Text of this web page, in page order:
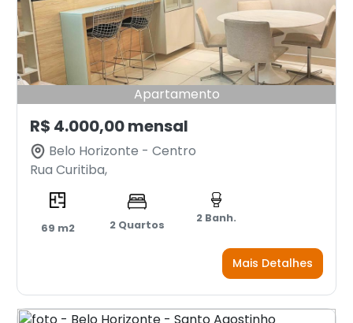
Apartamento
R$ 4.000,00 mensal
Belo Horizonte - Centro
Rua Curitiba,
69 m2 2 Quartos
2 Banh.
Mais Detalhes